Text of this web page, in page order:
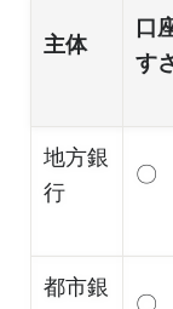
主体
口
す
地方銀
行
〇
都市銀
〇